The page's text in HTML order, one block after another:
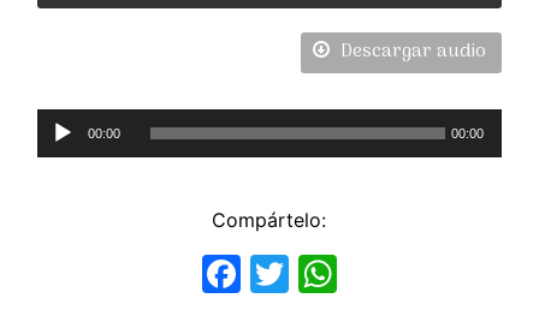
Descargar audio
Reproductor
de
00:00 00:00
Compártelo:
Facebook
Twitter
WhatsApp